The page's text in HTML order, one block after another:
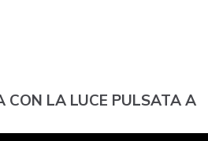
CON LA LUCE PULSATA A